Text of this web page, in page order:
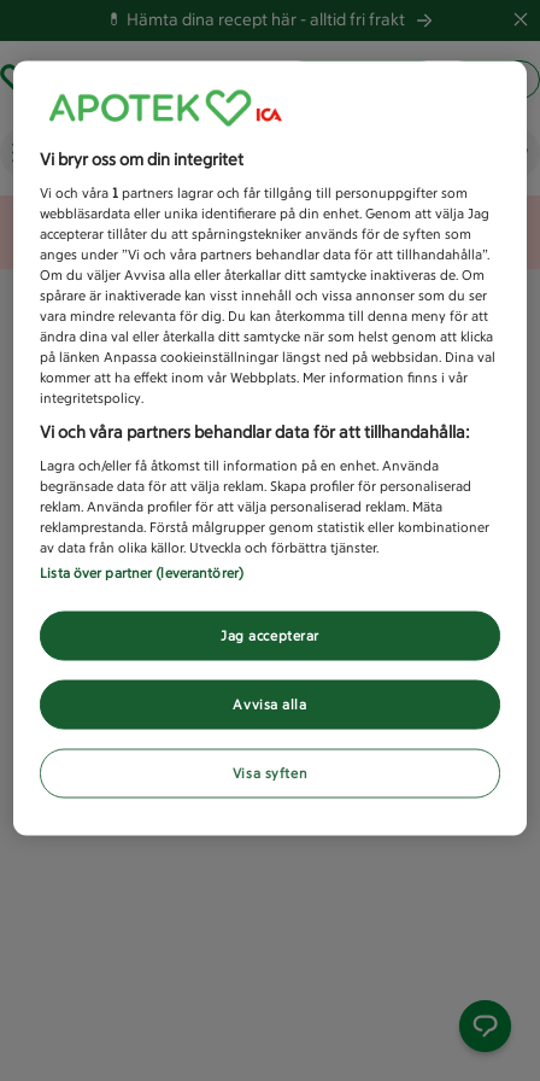
💊 Hämta dina recept här -alltid fri frakt
Vad letar du efter idag?
Unknown error
Vi bryr oss om din integritet
Vi och våra1 partners lagrar och får tillgång till personuppgifter som
webbläsardata eller unika identifierare på din enhet. Genom att välja Jag
accepterar tillåter du att spårningstekniker används för de syften som
anges under ”Vi och våra partners behandlar data för att tillhandahålla”.
Om du väljer Avvisa alla eller återkallar ditt samtycke inaktiveras de. Om
spårare är inaktiverade kan visst innehåll och vissa annonser som du ser
vara mindre relevanta för dig. Du kan återkomma till denna meny för att
ändra dina val eller återkalla ditt samtycke när som helst genom att klicka
på länken Anpassa cookieinställningar längst ned på webbsidan. Dina val
kommer att ha effekt inom vår Webbplats. Mer information finns i vår
integritetspolicy.
Vi och våra partners behandlar data för att tillhandahålla:
Lagra och/eller få åtkomst till information på en enhet. Använda
begränsade data för att välja reklam. Skapa profiler för personaliserad
reklam. Använda profiler för att välja personaliserad reklam. Mäta
reklamprestanda. Förstå målgrupper genom statistik eller kombinationer
av data från olika källor. Utveckla och förbättra tjänster.
Lista över partner (leverantörer)
Avvisa alla
Jag accepterar
Visa syften